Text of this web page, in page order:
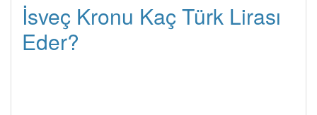
İsveç Kronu Kaç Türk Lirası
Eder?